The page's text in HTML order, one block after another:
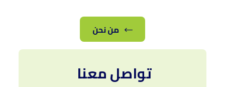
من نحن
تواصل معنا